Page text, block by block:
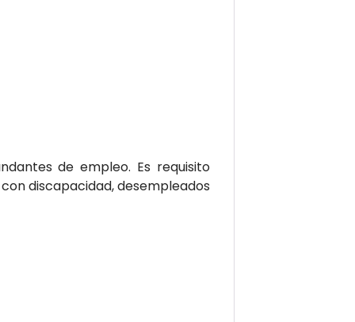
de empleo. Es requisito
discapacidad, desempleados